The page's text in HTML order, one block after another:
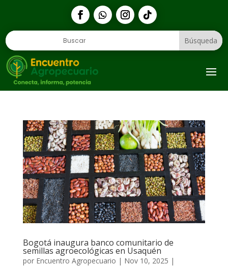
Bogotá inaugura banco comunitario de
semillas agroecológicas en Usaquén
por Encuentro Agropecuario | Nov 10, 2025 |